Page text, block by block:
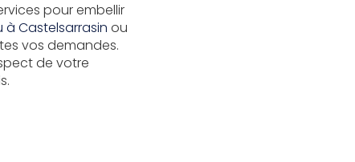
pour embellir
Castelsarrasin ou
vos demandes.
de votre